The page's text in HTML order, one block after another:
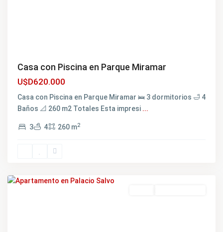
Casa con Piscina en Parque Miramar
U$D620.000
Casa con Piscina en Parque Miramar 🛌 3 dormitorios 🛁 4
Baños 📐 260 m2 Totales Esta impresi ...
3 4 260 m2